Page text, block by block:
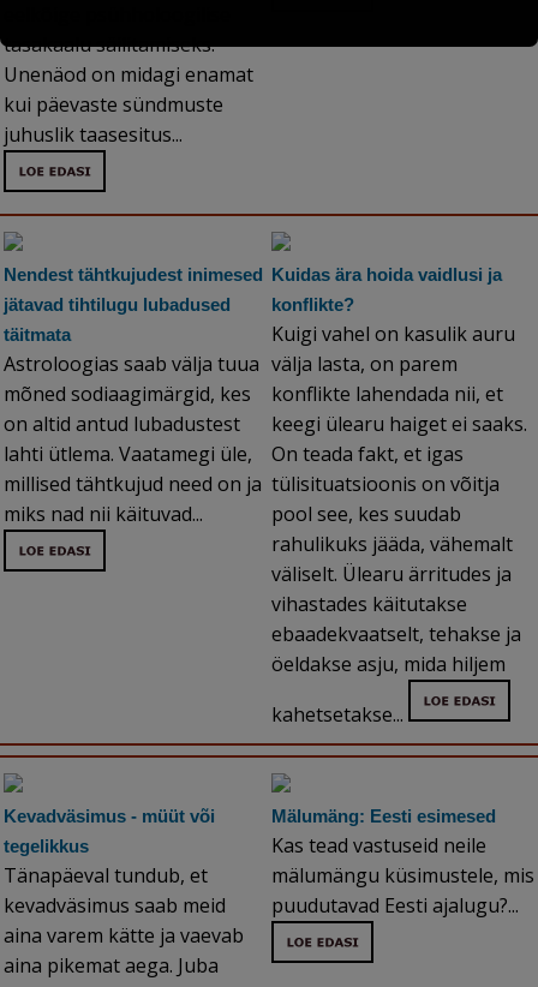
tasakaalu säilitamiseks.
Unenäod on midagi enamat
kui päevaste sündmuste
juhuslik taasesitus...
Nendest tähtkujudest inimesed
jätavad tihtilugu lubadused
täitmata
Astroloogias saab välja tuua
mõned sodiaagimärgid, kes
on altid antud lubadustest
lahti ütlema. Vaatamegi üle,
millised tähtkujud need on ja
miks nad nii käituvad...
Kuidas ära hoida vaidlusi ja
konflikte?
Kuigi vahel on kasulik auru
välja lasta, on parem
konflikte lahendada nii, et
keegi ülearu haiget ei saaks.
On teada fakt, et igas
tülisituatsioonis on võitja
pool see, kes suudab
rahulikuks jääda, vähemalt
väliselt. Ülearu ärritudes ja
vihastades käitutakse
ebaadekvaatselt, tehakse ja
öeldakse asju, mida hiljem
kahetsetakse...
Kevadväsimus - müüt või
tegelikkus
Tänapäeval tundub, et
kevadväsimus saab meid
aina varem kätte ja vaevab
aina pikemat aega. Juba
Mälumäng: Eesti esimesed
Kas tead vastuseid neile
mälumängu küsimustele, mis
puudutavad Eesti ajalugu?...